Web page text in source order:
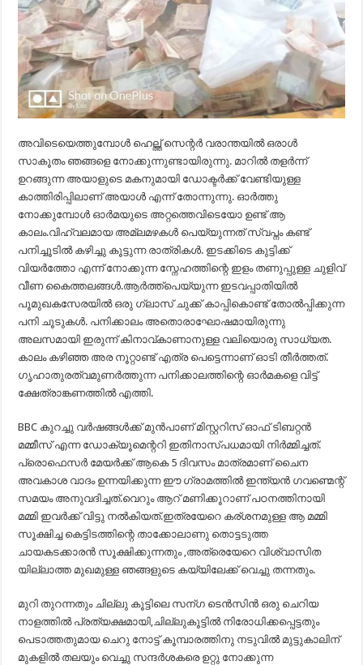
അവിടെയെത്തുമ്പോൾ ഹെല്ത്ത് സെന്റർ വരാന്തയിൽ ഒരാൾ
സാകൂതം ഞങ്ങളെ നോക്കുന്നുണ്ടായിരുന്നു. മാറിൽ തളർന്ന്
ഉറങ്ങുന്ന അയാളുടെ മകനുമായി ഡോക്ടർക്ക് വേണ്ടിയുള്ള
കാത്തിരിപ്പിലാണ് അയാൾ എന്ന് തോന്നുന്നു. ഓർത്തു
നോക്കുമ്പോൾ ഓർമയുടെ അറ്റത്തെവിടെയോ ഉണ്ട് ആ
കാലം.വിഹ്വലമായ അമ്ലമഴകൾ പെയ്യുന്നത് സ്വപ്നം കണ്ട്
പനിച്ചൂടിൽ കഴിച്ചു കൂട്ടുന്ന രാത്രികൾ. ഇടക്കിടെ കുട്ടിക്ക്
വിയർത്തോ എന്ന് നോക്കുന്ന സ്നേഹത്തിന്റെ ഇളം തണുപ്പുള്ള ചുളിവ്
വീണ കൈത്തലങ്ങൾ.ആർത്ത്പെയ്യുന്ന ഇടവപ്പാതിയിൽ
പൂമുഖകസേരയിൽ ഒരു ഗ്ലാസ് ചുക്ക് കാപ്പികൊണ്ട് തോൽപ്പിക്കുന്ന
പനി ചൂടുകൾ. പനിക്കാലം അതൊരാഘോഷമായിരുന്നു
അലസമായി ഇരുന്ന് കിനാവ്കാണാനുള്ള വലിയൊരു സാധ്യത.
കാലം കഴിഞ്ഞ അര നൂറ്റാണ്ട് എത്ര പെട്ടെന്നാണ് ഓടി തീർത്തത്.
ഗൃഹാതുരത്വമുണർത്തുന്ന പനിക്കാലത്തിന്റെ ഓർമകളെ വിട്ട്
ക്ഷേത്രാങ്കണത്തിൽ എത്തി.
BBC കുറച്ചു വർഷങ്ങൾക്ക് മുൻപാണ് മിസ്റ്ററിസ് ഓഫ് ടിബറ്റൻ
മമ്മീസ് എന്ന ഡോക്യൂമെന്ററി ഇതിനാസ്പധമായി നിർമ്മിച്ചത്.
പ്രൊഫെസർ മേയർക്ക് ആകെ 5 ദിവസം മാത്രമാണ് ചൈന
അവകാശ വാദം ഉന്നയിക്കുന്ന ഈ ഗ്രാമത്തിൽ ഇന്ത്യൻ ഗവണ്മെന്റ്
സമയം അനുവദിച്ചത്.വെറും ആറ് മണിക്കൂറാണ് പഠനത്തിനായി
മമ്മി ഇവർക്ക് വിട്ടു നൽകിയത്.ഇത്രയേറെ കര്ശനമുള്ള ആ മമ്മി
സൂക്ഷിച്ച കെട്ടിടത്തിന്റെ താക്കോലാണു തൊട്ടടുത്ത
ചായകടക്കാരൻ സൂക്ഷിക്കുന്നതും ,അത്രെയേറെ വിശ്വാസിത
യില്ലാത്ത മുഖമുള്ള ഞങ്ങളുടെ കയ്യിലേക്ക് വെച്ചു തന്നതും.
മുറി തുറന്നതും ചില്ലു കൂട്ടിലെ സന്ഗ ടെൻസിൻ ഒരു ചെറിയ
നാളത്തിൽ പ്രത്യക്ഷമായി,ചില്ലുകൂട്ടിൽ നിരോധിക്കപ്പെട്ടതും
പെടാത്തതുമായ ചെറു നോട്ട് കൂമ്പാരത്തിനു നടുവിൽ മുട്ടുകാലിന്
മുകളിൽ തലയും വെച്ചു സന്ദർശകരെ ഉറ്റു നോക്കുന്ന